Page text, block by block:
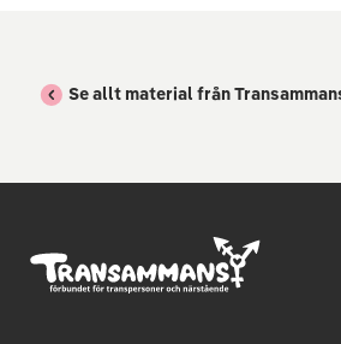
Se allt material från